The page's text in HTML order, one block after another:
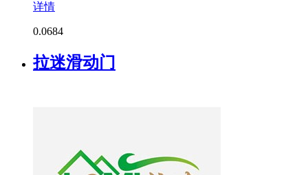
详情
0.0684
拉迷滑动门